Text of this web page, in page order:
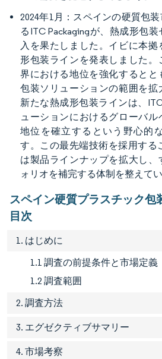
2024年1月：スペインの硬質包
るITC Packagingが、熱成形包
入を果たしました。イビに本
形包装ラインを発表しました。
界における地位を強化するとと
包装ソリューションの範囲を
新たな熱成形包装ラインは、
ューションにおけるグローバ
地位を確立するという野心的
す。この最先端技術を採用する
は製品ラインナップを拡大し、
ォリオを補完する体制を整えてい
スペイン硬質プラスチック包
目次
1. はじめに
1.1 調査の前提条件と市場定義
1.2 調査範囲
2. 調査方法
3. エグゼクティブサマリー
4. 市場考察